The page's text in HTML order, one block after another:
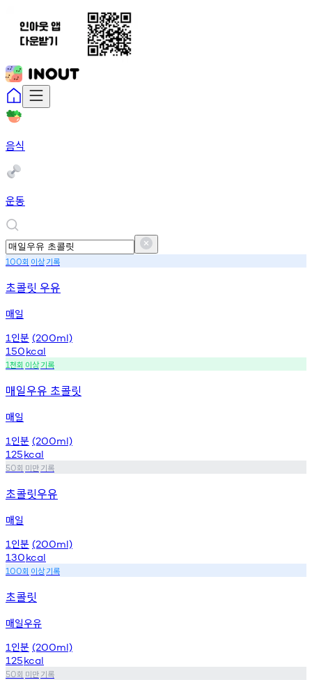
음식
운동
100회 이상기록
초콜릿 우유
매일
1 인분 (200ml)
150kcal
1천회 이상기록
매일우유 초콜릿
매일
1 인분 (200ml)
125kcal
50회 미만기록
초콜릿우유
매일
1 인분 (200ml)
130kcal
100회 이상기록
초콜릿
매일우유
1 인분 (200ml)
125kcal
50회 미만기록